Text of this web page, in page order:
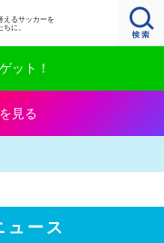
えるサッカーを
に。
ット！
見る
ュース